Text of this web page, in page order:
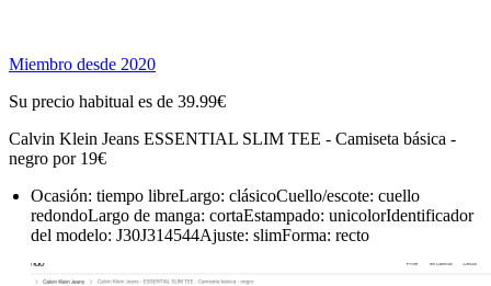
Miembro desde 2020
Su precio habitual es de 39.99€
Calvin Klein Jeans ESSENTIAL SLIM TEE - Camiseta básica -
negro por 19€
Ocasión: tiempo libreLargo: clásicoCuello/escote: cuello
redondoLargo de manga: cortaEstampado: unicolorIdentificador
del modelo: J30J314544Ajuste: slimForma: recto